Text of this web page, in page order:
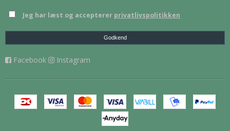
Jeg har læst og accepterer privatlivspolitikken
Godkend
Facebook Instagram